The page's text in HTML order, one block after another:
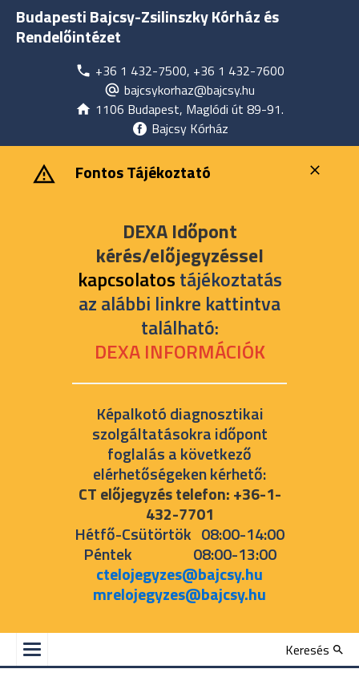
Budapesti Bajcsy-Zsilinszky Kórház és
Rendelőintézet
+36 1 432-7500, +36 1 432-7600
bajcsykorhaz@bajcsy.hu
1106 Budapest, Maglódi út 89-91.
Bajcsy Kórház
‎ ‎Fontos Tájékoztató
DEXA Időpont
kérés/előjegyzéssel
kapcsolatostájékoztatás
az alábbi linkre kattintva
található:
DEXA INFORMÁCIÓK
Képalkotó diagnosztikai
szolgáltatásokra időpont
foglalás a következő
elérhetőségeken kérhető:
CT előjegyzés telefon: +36-1-
432-7701
Hétfő-Csütörtök 08:00-14:00
Péntek 08:00-13:00
ctelojegyzes@bajcsy.hu
mrelojegyzes@bajcsy.hu
Keresés